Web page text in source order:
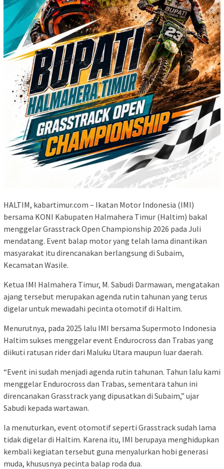
HALTIM, kabartimur.com – Ikatan Motor Indonesia (IMI)
bersama KONI Kabupaten Halmahera Timur (Haltim) bakal
menggelar Grasstrack Open Championship 2026 pada Juli
mendatang. Event balap motor yang telah lama dinantikan
masyarakat itu direncanakan berlangsung di Subaim,
Kecamatan Wasile.
Ketua IMI Halmahera Timur, M. Sabudi Darmawan, mengatakan
ajang tersebut merupakan agenda rutin tahunan yang terus
digelar untuk mewadahi pecinta otomotif di Haltim.
Menurutnya, pada 2025 lalu IMI bersama Supermoto Indonesia
Haltim sukses menggelar event Endurocross dan Trabas yang
diikuti ratusan rider dari Maluku Utara maupun luar daerah.
“Event ini sudah menjadi agenda rutin tahunan. Tahun lalu kami
menggelar Endurocross dan Trabas, sementara tahun ini
direncanakan Grasstrack yang dipusatkan di Subaim,” ujar
Sabudi kepada wartawan.
Ia menuturkan, event otomotif seperti Grasstrack sudah lama
tidak digelar di Haltim. Karena itu, IMI berupaya menghidupkan
kembali kegiatan tersebut guna menyalurkan hobi generasi
muda, khususnya pecinta balap roda dua.